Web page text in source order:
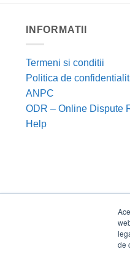
de
INFORMATII
Termeni si conditii
Politica de
ANPC
ODR – Online Dispute
Help